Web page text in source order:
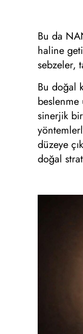
Bu da
haline
sebzeler,
Bu doğal
beslenme
sinerjik
düzeye
doğal